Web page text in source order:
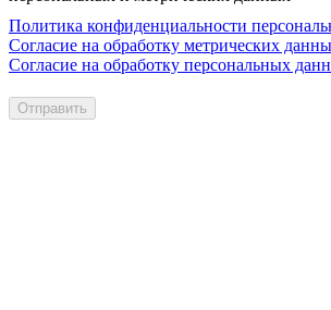
Политика конфиденциальности
Согласие на обработку метрических
Согласие на обработку персональных
Отправить